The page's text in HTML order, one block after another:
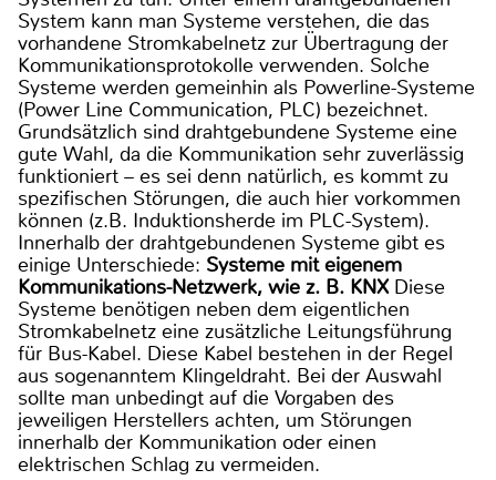
System kann man Systeme verstehen, die das
vorhandene Stromkabelnetz zur Übertragung der
Kommunikationsprotokolle verwenden. Solche
Systeme werden gemeinhin als Powerline-Systeme
(Power Line Communication, PLC) bezeichnet.
Grundsätzlich sind drahtgebundene Systeme eine
gute Wahl, da die Kommunikation sehr zuverlässig
funktioniert – es sei denn natürlich, es kommt zu
spezifischen Störungen, die auch hier vorkommen
können (z.B. Induktionsherde im PLC-System).
Innerhalb der drahtgebundenen Systeme gibt es
einige Unterschiede: Systeme mit eigenem
Kommunikations-Netzwerk, wie z. B. KNXDiese
Systeme benötigen neben dem eigentlichen
Stromkabelnetz eine zusätzliche Leitungsführung
für Bus-Kabel. Diese Kabel bestehen in der Regel
aus sogenanntem Klingeldraht. Bei der Auswahl
sollte man unbedingt auf die Vorgaben des
jeweiligen Herstellers achten, um Störungen
innerhalb der Kommunikation oder einen
elektrischen Schlag zu vermeiden.